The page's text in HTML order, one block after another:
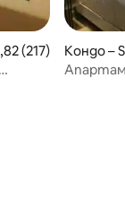
оценка: 4,82
(217)
Кондо –